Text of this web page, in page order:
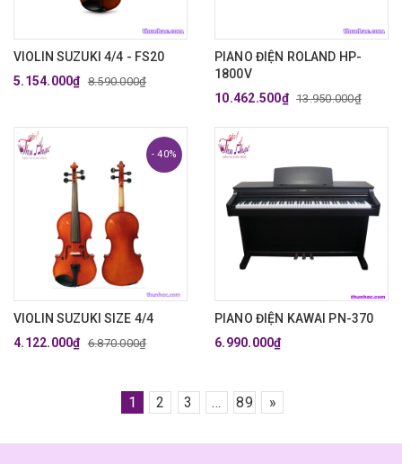
VIOLIN SUZUKI 4/4 - FS20
5.154.000₫ 8.590.000₫
PIANO ĐIỆN ROLAND HP-
1800V
10.462.500₫ 13.950.000₫
- 40%
VIOLIN SUZUKI SIZE 4/4
4.122.000₫ 6.870.000₫
PIANO ĐIỆN KAWAI PN-370
6.990.000₫
1 2 3 ... 89 »